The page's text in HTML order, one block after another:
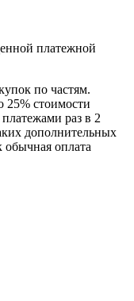
платежной
по частям.
25% стоимости
раз в 2
дополнительных
обычная оплата